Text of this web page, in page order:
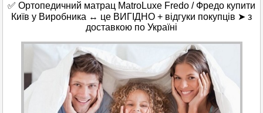
✅ Ортопедичний матрац MatroLuxe Fredo / Фредо купити
Київ у Виробника ↔ це ВИГІДНО + відгуки покупців ➤ з
доставкою по Україні